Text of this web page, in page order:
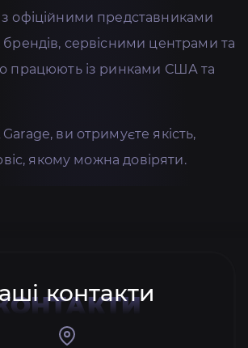
офіційними представниками
брендів, сервісними центрами та
працюють із ринками США та
ви отримуєте якість,
якому можна довіряти.
контакти